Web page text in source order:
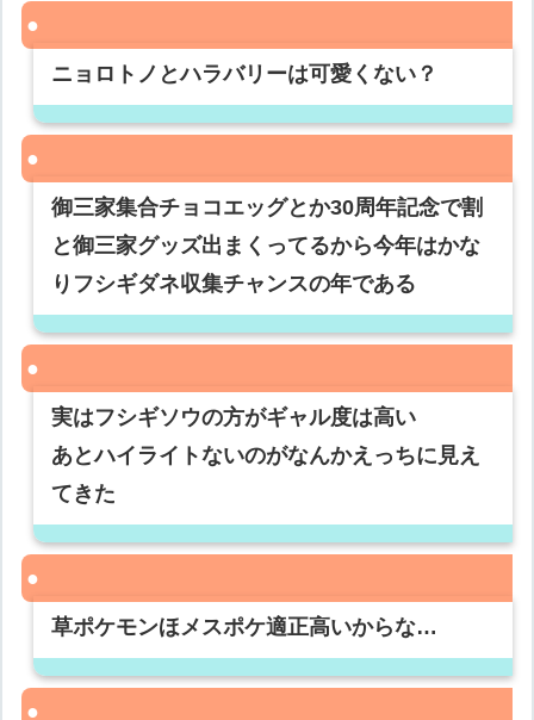
ニョロトノとハラバリーは可愛くない？
御三家集合チョコエッグとか30周年記念で割
と御三家グッズ出まくってるから今年はかな
りフシギダネ収集チャンスの年である
実はフシギソウの方がギャル度は高い
あとハイライトないのがなんかえっちに見え
てきた
草ポケモンほメスポケ適正高いからな…